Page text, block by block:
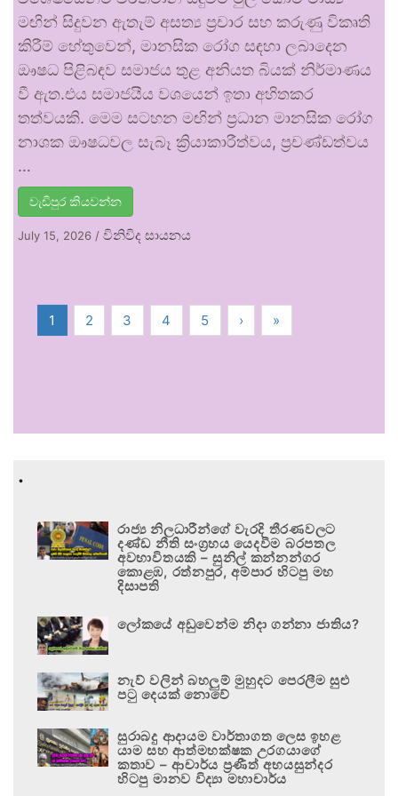
මඟින් සිදුවන ඇතැම් අසත්‍ය ප්‍රචාර සහ කරුණු විකෘති
කිරීම් හේතුවෙන්, මානසික රෝග සඳහා ලබාදෙන
ඖෂධ පිළිබඳව සමාජය තුළ අනියත බියක් නිර්මාණය
වී ඇත.එය සමාජයීය වශයෙන් ඉතා අහිතකර
තත්වයකි. මෙම සටහන මඟින් ප්‍රධාන මානසික රෝග
නාශක ඖෂධවල සැබෑ ක්‍රියාකාරීත්වය, ප්‍රචණ්ඩත්වය
…
වැඩිපුර කියවන්න
July 15, 2026 / විනිවිද සායනය
1 2 3 4 5 › »
.
රාජ්‍ය නිලධාරීන්ගේ වැරදි තීරණවලට
දණ්ඩ නීති සංග්‍රහය යෙදවීම බරපතල
අවභාවිතයකි – සුනිල් කන්නන්ගර
කොළඹ, රත්නපුර, අම්පාර හිටපු මහ
දිසාපති
ලෝකයේ අඩුවෙන්ම නිදා ගන්නා ජාතිය?
නැව් වලින් බහලුම් මුහුදට පෙරලීම සුළු
පටු දෙයක් නොවේ
සුරාබදු ආදායම වාර්තාගත ලෙස ඉහළ
යාම සහ ආත්මභක්ෂක උරගයාගේ
කතාව – ආචාර්ය ප්‍රණීත් අභයසුන්දර
හිටපු මානව විද්‍යා මහාචාර්ය